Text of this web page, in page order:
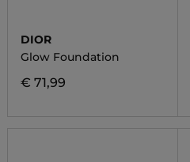
DIOR
Glow Foundation
€ 71,99